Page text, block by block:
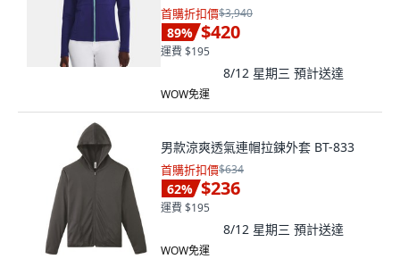
首購折扣價$3,940
89% $420
運費 $195
8/12 星期三 預計送達
WOW免運
男款涼爽透氣連帽拉鍊外套 BT-833
首購折扣價$634
62% $236
運費 $195
8/12 星期三 預計送達
WOW免運